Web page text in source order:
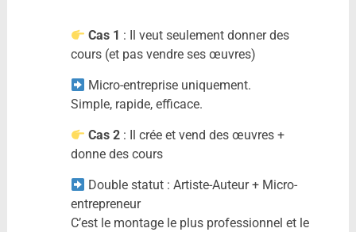
Cas 1 : Il veut seulement donner des
cours (et pas vendre ses œuvres)
Micro-entreprise uniquement.
Simple, rapide, efficace.
Cas 2 : Il crée et vend des œuvres +
donne des cours
Double statut : Artiste-Auteur + Micro-
entrepreneur
C’est le montage le plus professionnel et le